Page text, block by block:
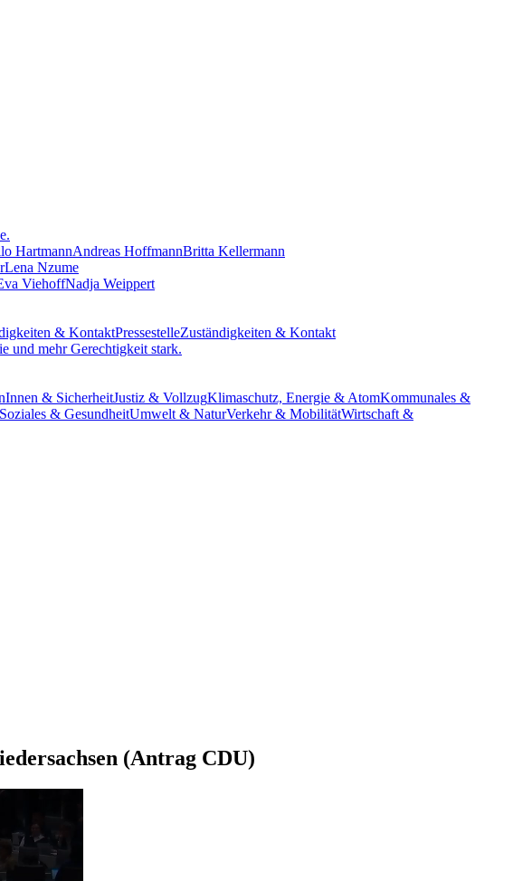
HartmannAndreas HoffmannBritta Kellermann
Lena Nzume
ViehoffNadja Weippert
& KontaktPressestelleZuständigkeiten & Kontakt
und mehr Gerechtigkeit stark.
Innen & SicherheitJustiz & VollzugKlimaschutz, Energie & AtomKommunales &
Soziales & GesundheitUmwelt & NaturVerkehr & MobilitätWirtschaft &
(Antrag CDU)